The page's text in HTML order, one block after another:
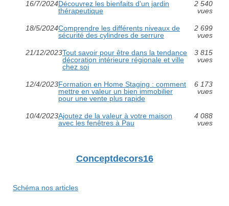
16/7/2024Découvrez les bienfaits d'un jardin
thérapeutique
2 540
vues
18/5/2024Comprendre les différents niveaux de
sécurité des cylindres de serrure
2 699
vues
21/12/2023Tout savoir pour être dans la tendance
décoration intérieure régionale et ville
chez soi
3 815
vues
12/4/2023Formation en Home Staging : comment
mettre en valeur un bien immobilier
pour une vente plus rapide
6 173
vues
10/4/2023Ajoutez de la valeur à votre maison
avec les fenêtres à Pau
4 088
vues
Conceptdecors16
Schéma nos articles